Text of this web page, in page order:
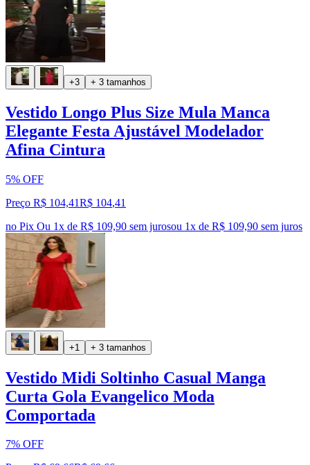
+3 + 3 tamanhos
Vestido Longo Plus Size Mula Manca
Elegante Festa Ajustável Modelador
Afina Cintura
5% OFF
Preço R$ 104,41R$ 104,41
no Pix Ou 1x de R$ 109,90 sem jurosou 1x de R$ 109,90 sem juros
+1 + 3 tamanhos
Vestido Midi Soltinho Casual Manga
Curta Gola Evangelico Moda
Comportada
7% OFF